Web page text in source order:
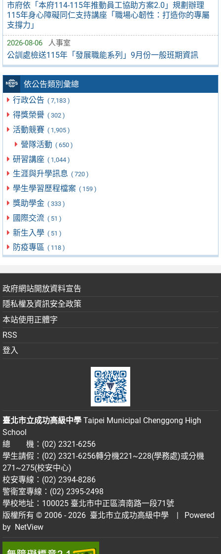
市府依「本府114-115年推動員工協助方案2.0」規劃辦理
115年身心障礙同仁支持講座「職場心韌性：打造你的專屬
支撐力」
2026-08-06 人事室
公訓處檢送115年「發展職能系列」9月份一般班期資訊
依公告類別彙總
行政公告 ( 7,183 )
得獎榮譽 ( 302 )
活動競賽 ( 1,905 )
營隊活動 ( 650 )
研習講座 ( 1,044 )
生涯與升學訊息 ( 720 )
學生學習歷程檔案 ( 159 )
獎助學金 ( 333 )
國際交流 ( 51 )
新生入學 ( 51 )
防疫專區 ( 118 )
政府網站開放資料宣告
隱私權及資訊安全政策
本站使用正體字
RSS
登入
臺北市立成功高級中學 Taipei Municipal Chenggong High
School
總 機：(02) 2321-6256
學生請假：(02) 2321-6256轉分機221~228(學務處)或分機
271~275(校安中心)
校安專線：(02) 2394-8286
警衛室專線：(02) 2395-2498
學校地址：100025 臺北市中正區濟南路一段71號
版權所有 © 2006 - 2026 臺北市立成功高級中學
| Powered
by NetView